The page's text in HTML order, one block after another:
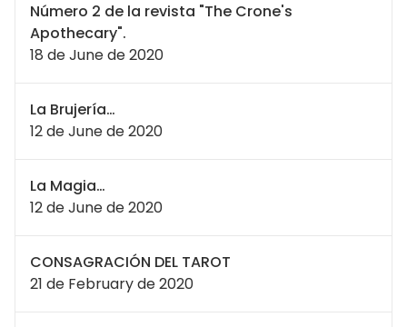
Número 2 de la revista "The Crone's
Apothecary".
18 de June de 2020
La Brujería…
12 de June de 2020
La Magia…
12 de June de 2020
CONSAGRACIÓN DEL TAROT
21 de February de 2020